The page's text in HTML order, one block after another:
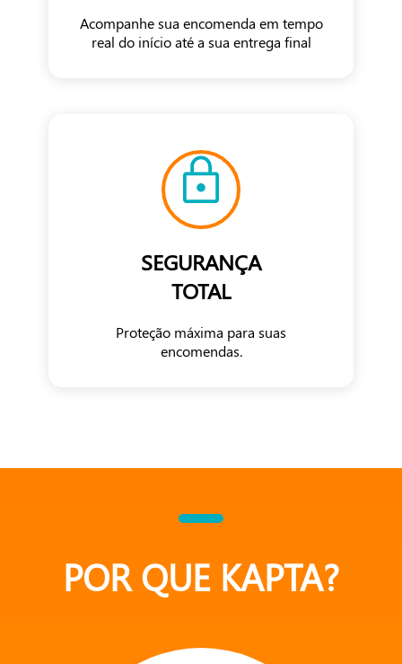
Acompanhe sua encomenda em tempo
real do início até a sua entrega final
SEGURANÇA
TOTAL
Proteção máxima para suas
encomendas.
POR QUE KAPTA?